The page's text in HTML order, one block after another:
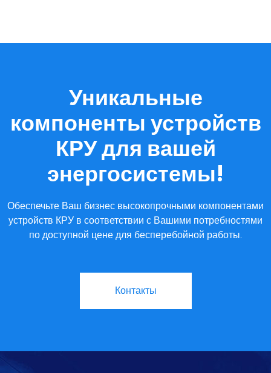
Уникальные
компоненты устройств
КРУ для вашей
энергосистемы!
Обеспечьте Ваш бизнес высокопрочными компонентами
устройств КРУ в соответствии с Вашими потребностями
по доступной цене для бесперебойной работы.
Контакты